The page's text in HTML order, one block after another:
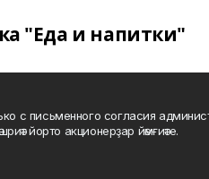
"Еда и напитки"
с письменного согласия
йорто акционерҙар йәмғиәте.